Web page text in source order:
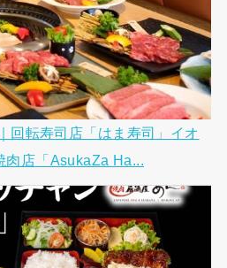
回転寿司店「はま寿司」イオ
肉店「AsukaZa Ha...